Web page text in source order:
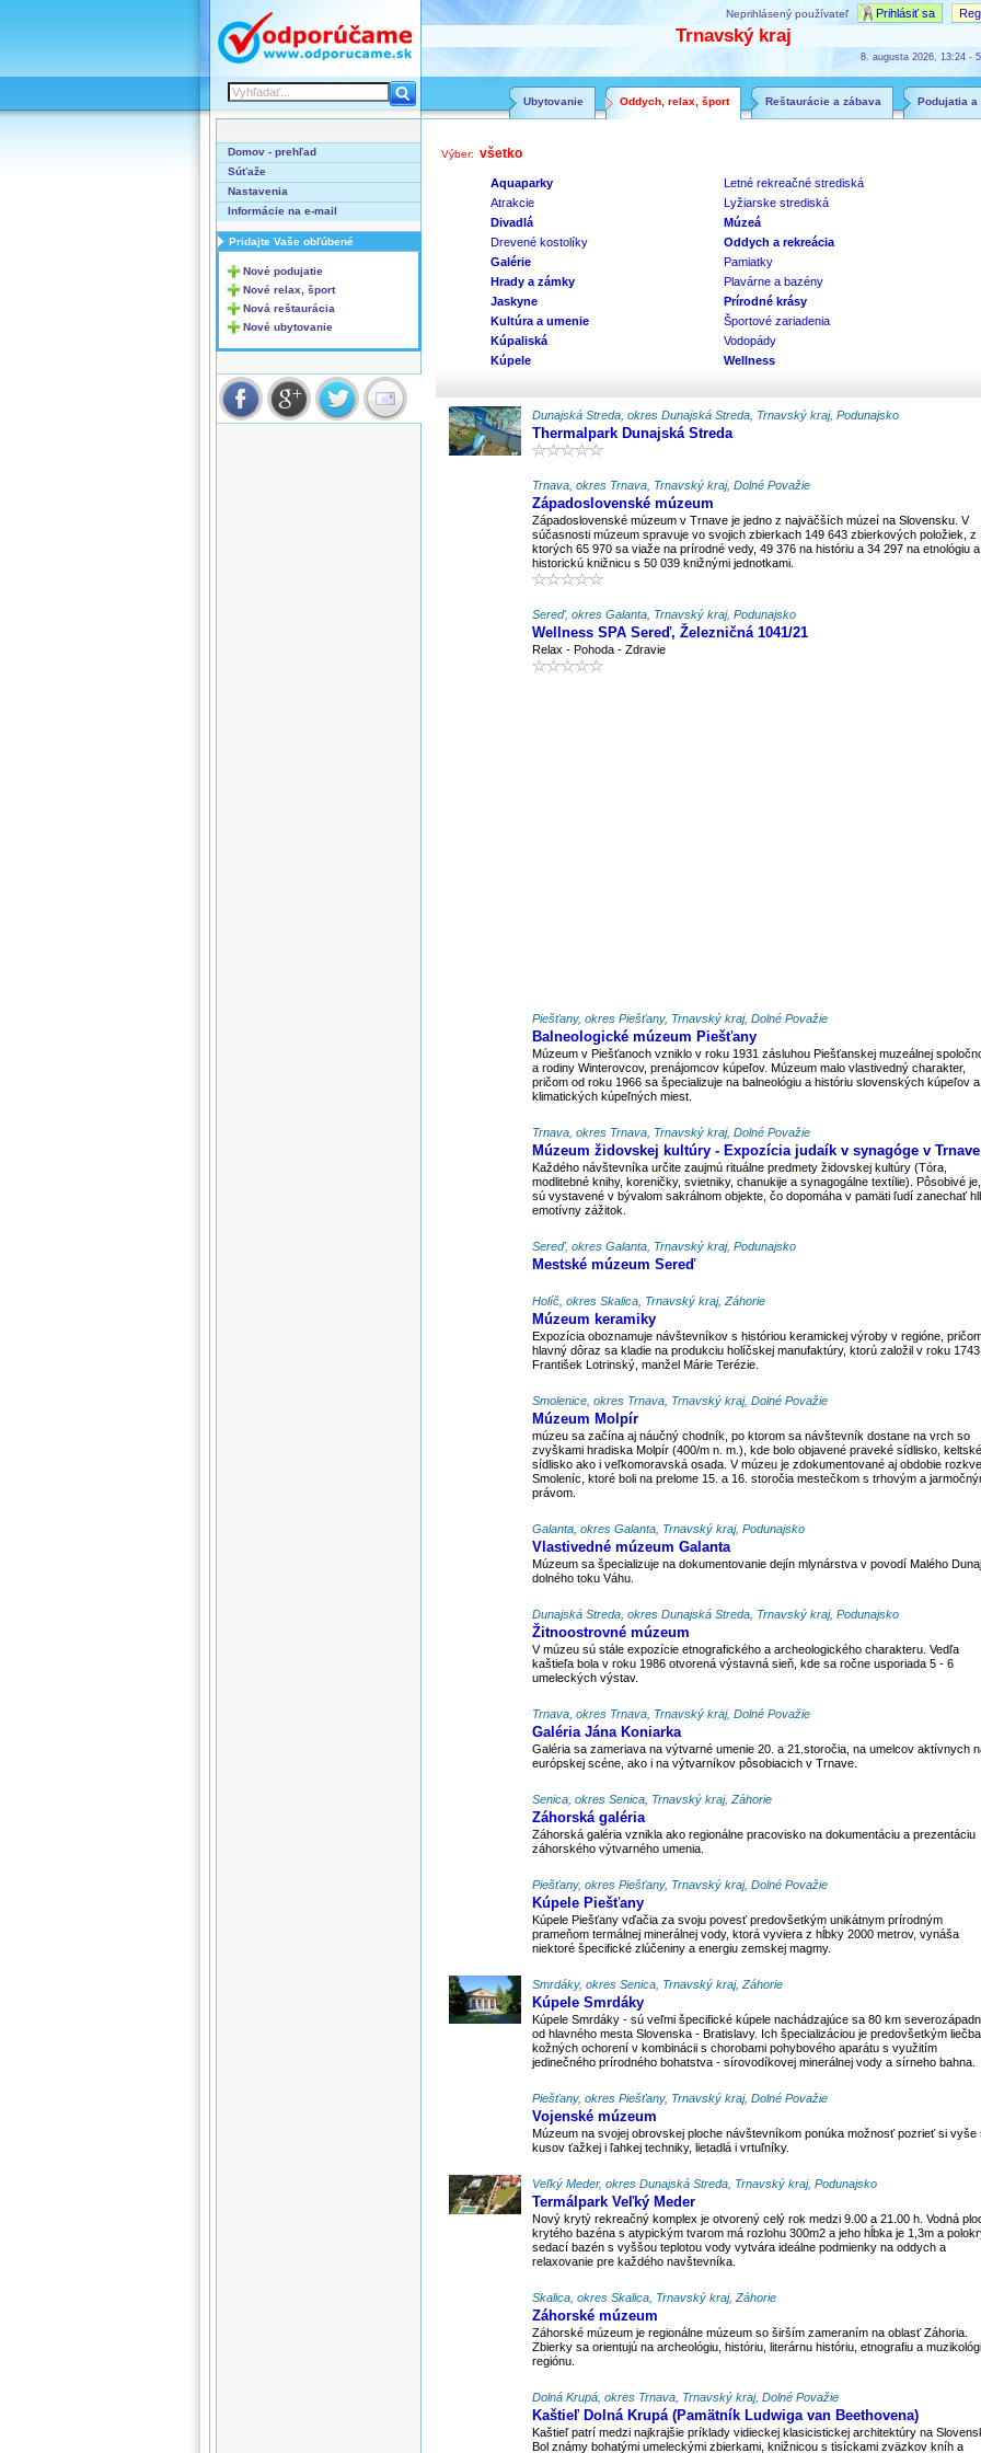
Neprihlásený používateľ Prihlásiť sa
Trnavský kraj
8. augusta 2026, 13:24 -
Podujatia a
Reštaurácie a zábava
Oddych, relax, šport
Ubytovanie
Domov - prehľad
Súťaže
Nastavenia
Informácie na e-mail
Pridajte Vaše obľúbené
Nové podujatie
Nové relax, šport
Nová reštaurácia
Nové ubytovanie
Výber: všetko
Aquaparky
Atrakcie
Divadlá
Drevené kostolíky
Galérie
Hrady a zámky
Jaskyne
Kultúra a umenie
Kúpaliská
Kúpele
Letné rekreačné strediská
Lyžiarske strediská
Múzeá
Oddych a rekreácia
Pamiatky
Plavárne a bazény
Prírodné krásy
Športové zariadenia
Vodopády
Wellness
Dunajská Streda, okres Dunajská Streda, Trnavský kraj, Podunajsko
Thermalpark Dunajská Streda
Trnava, okres Trnava, Trnavský kraj, Dolné Považie
Západoslovenské múzeum
Západoslovenské múzeum v Trnave je jedno z najväčších múzeí na Slovensku. V
súčasnosti múzeum spravuje vo svojich zbierkach 149 643 zbierkových položiek, z
ktorých 65 970 sa viaže na prírodné vedy, 49 376 na históriu a 34 297 na etnológiu a
historickú knižnicu s 50 039 knižnými jednotkami.
Sereď, okres Galanta, Trnavský kraj, Podunajsko
Wellness SPA Sereď, Železničná 1041/21
Relax - Pohoda - Zdravie
Piešťany, okres Piešťany, Trnavský kraj, Dolné Považie
Balneologické múzeum Piešťany
Múzeum v Piešťanoch vzniklo v roku 1931 zásluhou Piešťanskej muzeálnej
a rodiny Winterovcov, prenájomcov kúpeľov. Múzeum malo vlastivedný charakter,
pričom od roku 1966 sa špecializuje na balneológiu a históriu slovenských kúpeľov a
klimatických kúpeľných miest.
Trnava, okres Trnava, Trnavský kraj, Dolné Považie
Múzeum židovskej kultúry - Expozícia judaík v synagóge v Trnave
Každého návštevníka určite zaujmú rituálne predmety židovskej kultúry (Tóra,
modlitebné knihy, koreničky, svietniky, chanukije a synagogálne textílie). Pôsobivé
sú vystavené v bývalom sakrálnom objekte, čo dopomáha v pamäti ľudí zanechať
emotívny zážitok.
Sereď, okres Galanta, Trnavský kraj, Podunajsko
Mestské múzeum Sereď
Holíč, okres Skalica, Trnavský kraj, Záhorie
Múzeum keramiky
Expozícia oboznamuje návštevníkov s históriou keramickej výroby v regióne,
hlavný dôraz sa kladie na produkciu holíčskej manufaktúry, ktorú založil v roku 1743
František Lotrinský, manžel Márie Terézie.
Smolenice, okres Trnava, Trnavský kraj, Dolné Považie
Múzeum Molpír
múzeu sa začína aj náučný chodník, po ktorom sa návštevník dostane na vrch so
zvyškami hradiska Molpír (400/m n. m.), kde bolo objavené praveké sídlisko, keltské
sídlisko ako i veľkomoravská osada. V múzeu je zdokumentované aj obdobie
Smoleníc, ktoré boli na prelome 15. a 16. storočia mestečkom s trhovým a
právom.
Galanta, okres Galanta, Trnavský kraj, Podunajsko
Vlastivedné múzeum Galanta
Múzeum sa špecializuje na dokumentovanie dejín mlynárstva v povodí Malého
dolného toku Váhu.
Dunajská Streda, okres Dunajská Streda, Trnavský kraj, Podunajsko
Žitnoostrovné múzeum
V múzeu sú stále expozície etnografického a archeologického charakteru. Vedľa
kaštieľa bola v roku 1986 otvorená výstavná sieň, kde sa ročne usporiada 5 - 6
umeleckých výstav.
Trnava, okres Trnava, Trnavský kraj, Dolné Považie
Galéria Jána Koniarka
Galéria sa zameriava na výtvarné umenie 20. a 21.storočia, na umelcov aktívnych
európskej scéne, ako i na výtvarníkov pôsobiacich v Trnave.
Senica, okres Senica, Trnavský kraj, Záhorie
Záhorská galéria
Záhorská galéria vznikla ako regionálne pracovisko na dokumentáciu a prezentáciu
záhorského výtvarného umenia.
Piešťany, okres Piešťany, Trnavský kraj, Dolné Považie
Kúpele Piešťany
Kúpele Piešťany vďačia za svoju povesť predovšetkým unikátnym prírodným
prameňom termálnej minerálnej vody, ktorá vyviera z hĺbky 2000 metrov, vynáša
niektoré špecifické zlúčeniny a energiu zemskej magmy.
Smrdáky, okres Senica, Trnavský kraj, Záhorie
Kúpele Smrdáky
Kúpele Smrdáky - sú veľmi špecifické kúpele nachádzajúce sa 80 km
od hlavného mesta Slovenska - Bratislavy. Ich špecializáciou je predovšetkým liečba
kožných ochorení v kombinácii s chorobami pohybového aparátu s využitím
jedinečného prírodného bohatstva - sírovodíkovej minerálnej vody a sírneho bahna.
Piešťany, okres Piešťany, Trnavský kraj, Dolné Považie
Vojenské múzeum
Múzeum na svojej obrovskej ploche návštevníkom ponúka možnosť pozrieť si vyše
kusov ťažkej i ľahkej techniky, lietadlá i vrtuľníky.
Veľký Meder, okres Dunajská Streda, Trnavský kraj, Podunajsko
Termálpark Veľký Meder
Nový krytý rekreačný komplex je otvorený celý rok medzi 9.00 a 21.00 h. Vodná
krytého bazéna s atypickým tvarom má rozlohu 300m2 a jeho hĺbka je 1,3m a
sedací bazén s vyššou teplotou vody vytvára ideálne podmienky na oddych a
relaxovanie pre každého navštevníka.
Skalica, okres Skalica, Trnavský kraj, Záhorie
Záhorské múzeum
Záhorské múzeum je regionálne múzeum so širším zameraním na oblasť Záhoria.
Zbierky sa orientujú na archeológiu, históriu, literárnu históriu, etnografiu a
regiónu.
Dolná Krupá, okres Trnava, Trnavský kraj, Dolné Považie
Kaštieľ Dolná Krupá (Pamätník Ludwiga van Beethovena)
Kaštieľ patrí medzi najkrajšie príklady vidieckej klasicistickej architektúry na
Bol známy bohatými umeleckými zbierkami, knižnicou s tisíckami zväzkov kníh a